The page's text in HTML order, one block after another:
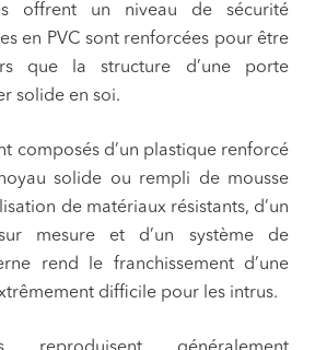
offrent un niveau de sécurité
en PVC sont renforcées pour être
que la structure d’une porte
solide en soi.
composés d’un plastique renforcé
solide ou rempli de mousse
de matériaux résistants, d’un
mesure et d’un système de
rend le franchissement d’une
difficile pour les intrus.